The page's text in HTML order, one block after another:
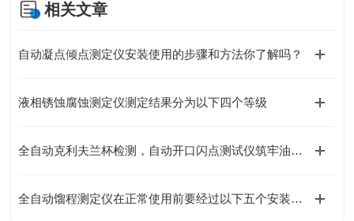
相关文章
自动凝点倾点测定仪安装使用的步骤和方法你了解吗？
液相锈蚀腐蚀测定仪测定结果分为以下四个等级
全自动克利夫兰杯检测，自动开口闪点测试仪筑牢油品安全防线
全自动馏程测定仪在正常使用前要经过以下五个安装步骤